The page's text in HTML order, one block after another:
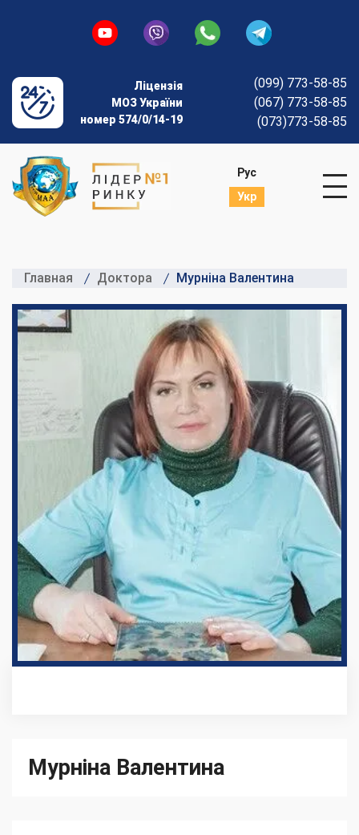
Ліцензія
МОЗ України
номер 574/0/14-19
(099) 773-58-85
(067) 773-58-85
(073)773-58-85
Рус
Укр
Главная Доктора Мурніна Валентина
Мурніна Валентина